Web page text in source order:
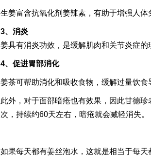
生姜富含抗氧化剂姜辣素，有助于增强人体
3、消炎
姜具有消炎功效，是缓解肌肉和关节炎症的
4、促进胃部消化
姜茶可帮助消化和吸收食物，缓解过量饮食
此外，对于面部暗疮也有效果，因此甘德
次，持续约60天左右，暗疮就会减轻消失。
如果每天都有姜丝泡水，这就是相当于每